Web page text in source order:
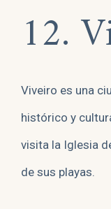
12.
Viveiro es una
histórico y
visita la Iglesia
de sus playas.